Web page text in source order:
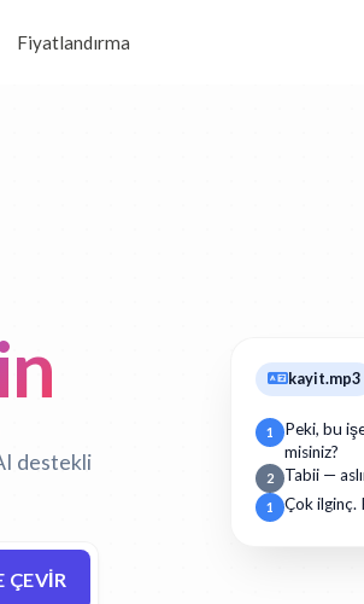
Fiyatlandırma
destekli
ÇEVIR
kayit.mp3
1
Peki, bu
misiniz?
2 Tabii —
1 Çok ilginç.